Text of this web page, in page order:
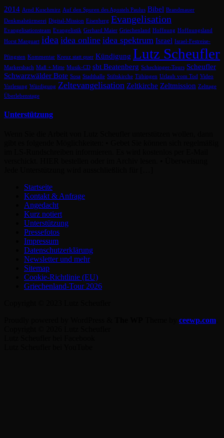
2014 Arnd Kuschmirz Auf den Spuren des Apostels Paulus Bibel Brandmauer
Denkmalstürmerei Digital-Mission Eisenberg Evangelisation
Evangelisationsteam Evangelistik Gerhard Maier Griechenland Hoffnung Hoffnungsland
Horst Marquart idea idea online idea spektrum Israel Israel-Festreise-
Pfingsten Kommentar Kreuz statt quer Kündigung Lutz Scheufler
Markersbach Maß + Mitte Musik-CD sbt Beatenberg Schechinger-Tours Scheufler
Schwarzwälder Bote Sosa Stadthalle Stiftskirche Tübingen Urlaub vom Tod Video
Vorlesung Würdigung Zeltevangelisation Zeltkirche Zeltmission Zelttage
Überlebenstage
Unterstützung
Startseite
Kontakt & Anfrage
Angedacht
Kurz notiert
Unterstützung
Pressefotos
Impressum
Datenschutzerklärung
Newsletter und mehr
Sitemap
Cookie-Richtlinie (EU)
Griechenland-Tour 2026
ceewp.com